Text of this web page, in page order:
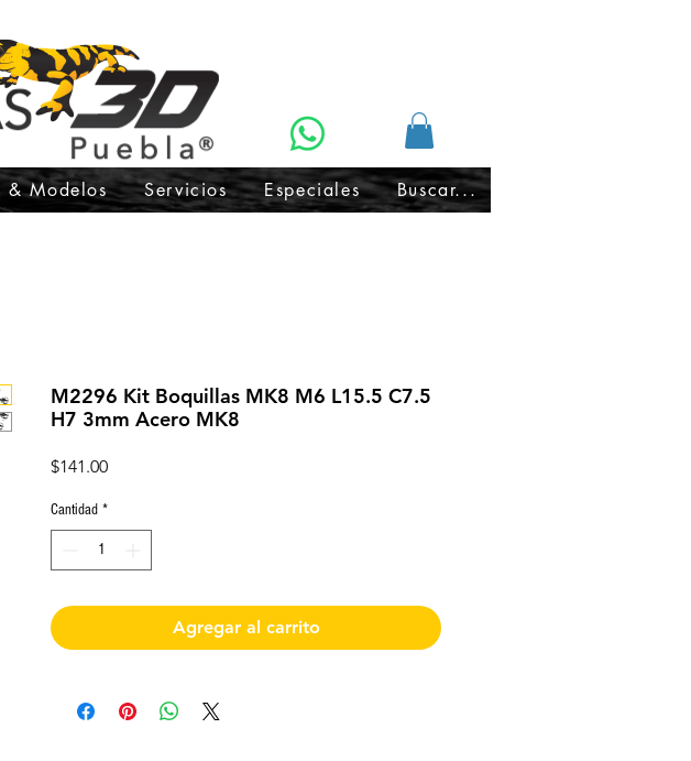
& Modelos Servicios Especiales Buscar...
M2296 Kit Boquillas MK8 M6 L15.5 C7.5
H7 3mm Acero MK8
$141.00Precio
Cantidad *
Agregar al carrito